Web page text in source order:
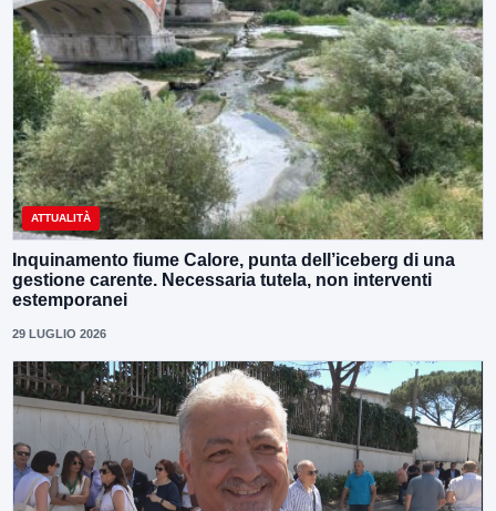
ATTUALITÀ
Inquinamento fiume Calore, punta dell’iceberg di una
gestione carente. Necessaria tutela, non interventi
estemporanei
29 LUGLIO 2026